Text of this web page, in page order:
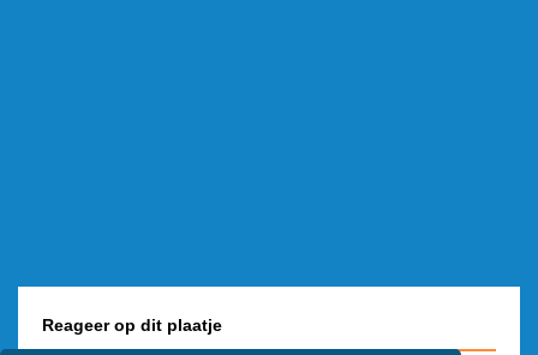
Reageer op dit plaatje